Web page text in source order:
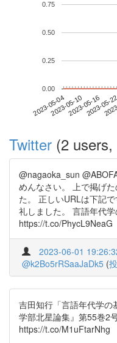
2023-05-042023-05-102023-05-16
2023-05-
0.00
0.25
0.50
0.75
Twitter (2
@nagaoka_sun
めんなさい。 上で掲げ
た。 正しいURLは下記
礼しました。 言語年代
https://t.co/PhycL9NeaG
2023-06-01
@k2Bo5rRSaaJaDk5 (
吉田知行「言語年代学の
学部北星論集』第55巻2
https://t.co/M1uFtarNhg